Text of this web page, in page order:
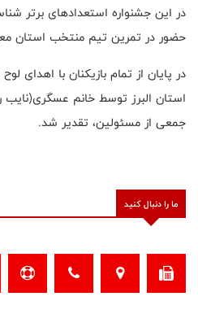
حضور در تمرین تیم منتخب استان
در پایان از تمام بازیکنان با اهدای
استان البرز توسط خانم
جمعی از مسئولین، تقدیر شد.
ما را دنبال کنید